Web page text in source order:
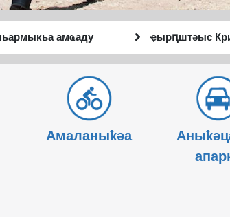
аҭыԥ
Амаланыҟәа